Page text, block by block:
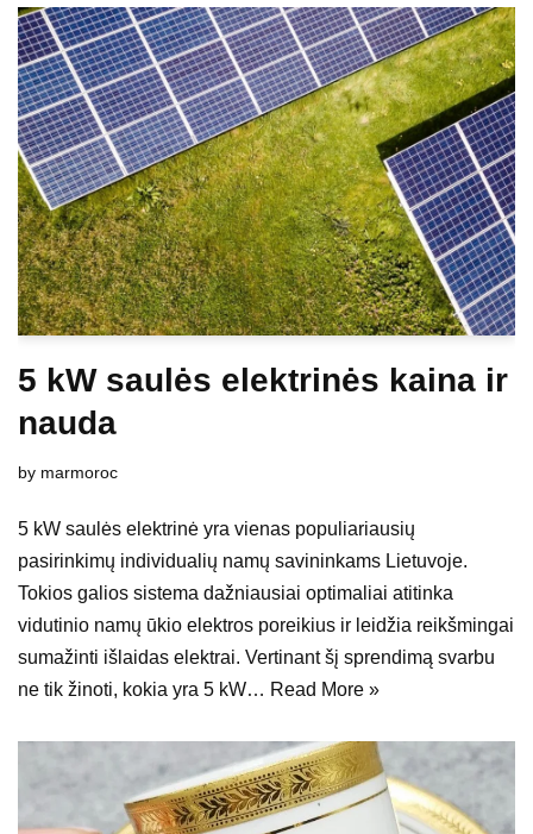
5 kW saulės elektrinės kaina ir
nauda
by marmoroc
5 kW saulės elektrinė yra vienas populiariausių
pasirinkimų individualių namų savininkams Lietuvoje.
Tokios galios sistema dažniausiai optimaliai atitinka
vidutinio namų ūkio elektros poreikius ir leidžia reikšmingai
sumažinti išlaidas elektrai. Vertinant šį sprendimą svarbu
ne tik žinoti, kokia yra 5 kW… Read More »